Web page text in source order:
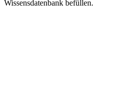
Wissensdatenbank befüllen.